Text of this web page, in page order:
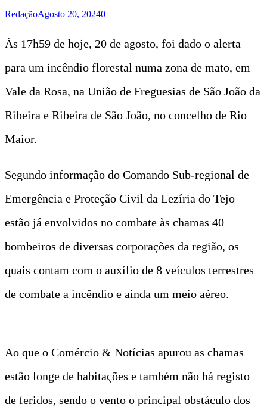
RedaçãoAgosto 20, 20240
Às 17h59 de hoje, 20 de agosto, foi dado o alerta
para um incêndio florestal numa zona de mato, em
Vale da Rosa, na União de Freguesias de São João da
Ribeira e Ribeira de São João, no concelho de Rio
Maior.
Segundo informação do Comando Sub-regional de
Emergência e Proteção Civil da Lezíria do Tejo
estão já envolvidos no combate às chamas 40
bombeiros de diversas corporações da região, os
quais contam com o auxílio de 8 veículos terrestres
de combate a incêndio e ainda um meio aéreo.
Ao que o Comércio & Notícias apurou as chamas
estão longe de habitações e também não há registo
de feridos, sendo o vento o principal obstáculo dos